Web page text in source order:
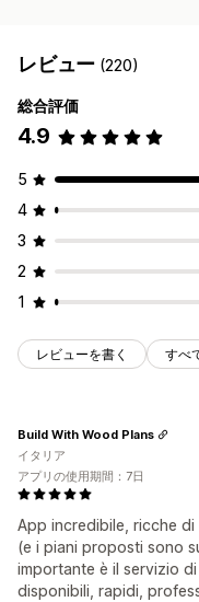
レビュー (220)
総合評価
4.9
5
4
3
2
1
レビューを書く すべ
App incredibile, ricche
(e i piani proposti sono
importante è il servizio
disponibili, rapidi,
Build With Wood Plans
イタリア
アプリの使用期間：7日